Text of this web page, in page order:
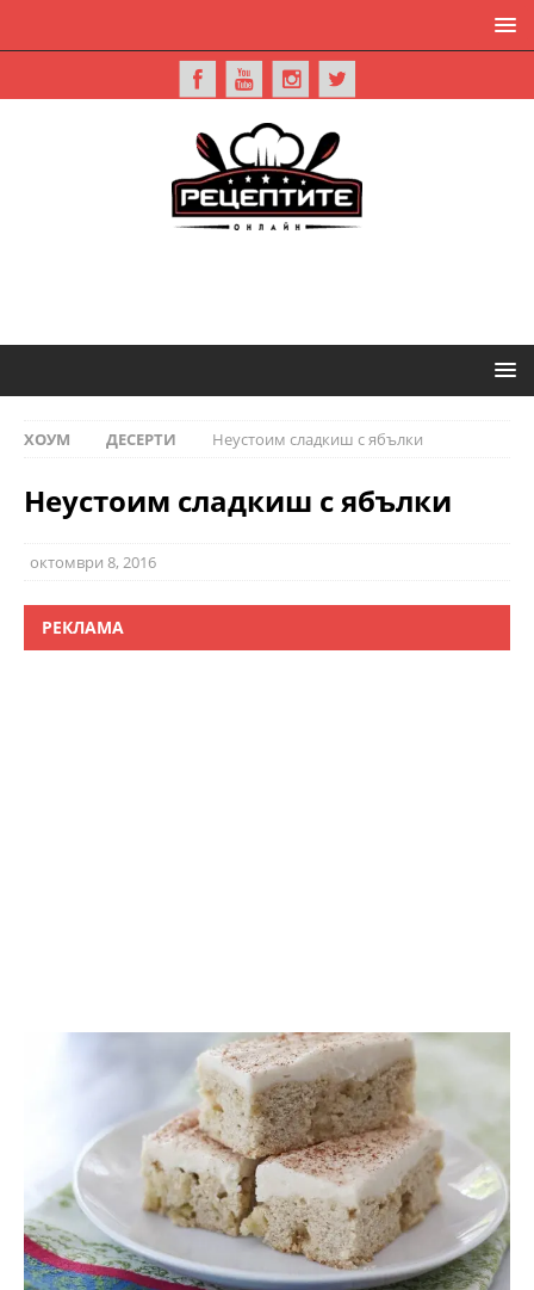
ХОУМ ДЕСЕРТИ Неустоим сладкиш с ябълки
Неустоим сладкиш с ябълки
октомври 8, 2016
РЕКЛАМА